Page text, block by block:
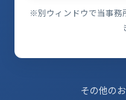
※別ウィンドウで当事務
その他の